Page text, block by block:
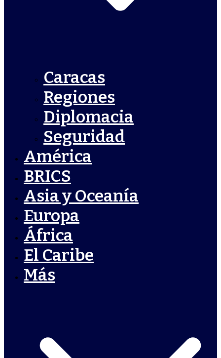
Caracas
Regiones
Diplomacia
Seguridad
América
BRICS
Asia y Oceanía
Europa
África
El Caribe
Más